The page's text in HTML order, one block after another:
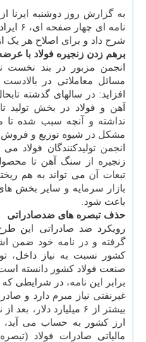
به گزارش روز دوشنبه ایرنا
نامه ای چهار صفحه ای، ۶ ایراد مهم طرح مجلس برای
شرح داد و برای اصلاح هر یک از
برهم زدن زنجیره فولاد با
انجمن مزبور در بند نخست
مسائل معاملاتی در
افزاید: در سالهای گذشته
آهن و فولاد در بخش تولید
نداشته و آنچه سبب شده تا
مشکل در شیوه توزیع و
انجمن تولیدکنندگان فولاد
زنجیره از سنگ آهن تا
تبعات آن می تواند به هم
بازار سرمایه و سایر بخش
باعث شود.
حذف تبصره های ضدصادراتی
رویکرد ضد صادراتی این طرح
کشور نسبت به نیاز داخل،
صنعت فولاد کشور دانسته
برابر این نامه، در شرایطی
غیرنفتی نیاز مبرم دارد و
بیشتر از ۶ میلیارد
ارز کشور به حساب می